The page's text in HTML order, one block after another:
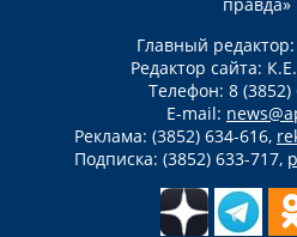
правда»
Главный
Редактор сайта:
Телефон: 8 (3852)
E-mail:
Реклама: (3852) 634-616,
Подписка: (3852) 633-717,